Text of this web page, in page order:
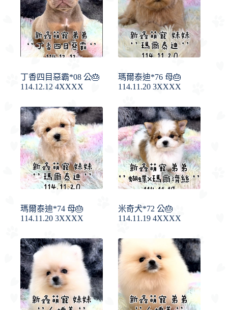
丁香四目惡霸*08 公🎂
114.12.12 4XXXX
瑪爾泰迪*76 母🎂
114.11.20 3XXXX
瑪爾泰迪*74 母🎂
114.11.20 3XXXX
米奇犬*72 公🎂
114.11.19 4XXXX